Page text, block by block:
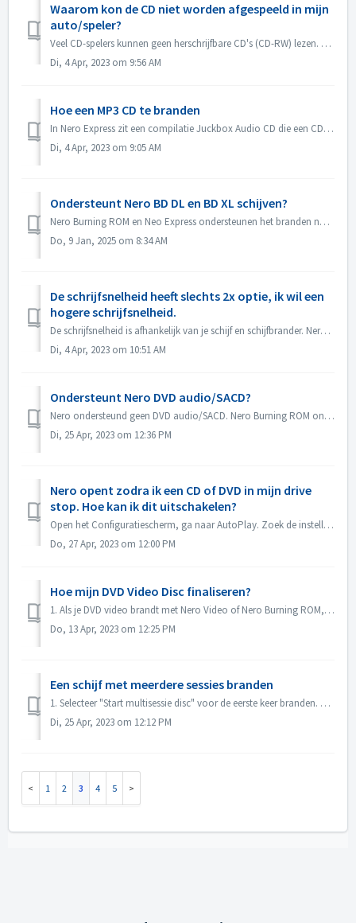
Waarom kon de CD niet worden afgespeeld in mijn
auto/speler?
Veel CD-spelers kunnen geen herschrijfbare CD's (CD-RW) lezen. U moet daarom normale CD-ROM's gebruiken voor het branden van Audio CD's.
Di, 4 Apr, 2023 om 9:56 AM
Hoe een MP3 CD te branden
In Nero Express zit een compilatie Juckbox Audio CD die een CD maakt met al je favoriete MP3, WMA, of Nero AAC bestanden die kunnen worden afgespeeld op elk...
Di, 4 Apr, 2023 om 9:05 AM
Ondersteunt Nero BD DL en BD XL schijven?
Nero Burning ROM en Neo Express ondersteunen het branden naar BD DL (50GB) en BD XL (100GB en 128G) schijven. Nero Video ondersteunt het branden van BD DL ...
Do, 9 Jan, 2025 om 8:34 AM
De schrijfsnelheid heeft slechts 2x optie, ik wil een
hogere schrijfsnelheid.
De schrijfsnelheid is afhankelijk van je schijf en schijfbrander. Nero Burning ROM detecteert automatisch de schijfbrander en de schijf en geeft de beschikb...
Di, 4 Apr, 2023 om 10:51 AM
Ondersteunt Nero DVD audio/SACD?
Nero ondersteund geen DVD audio/SACD. Nero Burning ROM ondersteunt alleen het branden van audio CD in 44100 hz.
Di, 25 Apr, 2023 om 12:36 PM
Nero opent zodra ik een CD of DVD in mijn drive
stop. Hoe kan ik dit uitschakelen?
Open het Configuratiescherm, ga naar AutoPlay. Zoek de instelling van elke DVD of CD. Stel in op 'Vraag me elke keer' of 'Geen actie ondernemen&...
Do, 27 Apr, 2023 om 12:00 PM
Hoe mijn DVD Video Disc finaliseren?
1. Als je DVD video brandt met Nero Video of Nero Burning ROM, wordt de disc automatisch gefinaliseerd en kan deze op de meeste spelers worden afgespeeld. ...
Do, 13 Apr, 2023 om 12:25 PM
Een schijf met meerdere sessies branden
1. Selecteer "Start multisessie disc" voor de eerste keer branden. 2. Plaats de gebrande disk opnieuw. 3. Selecteer "Continue Multis...
Di, 25 Apr, 2023 om 12:12 PM
1 2 3 4 5